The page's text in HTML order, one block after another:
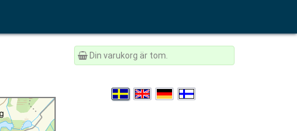
Din varukorg är tom.